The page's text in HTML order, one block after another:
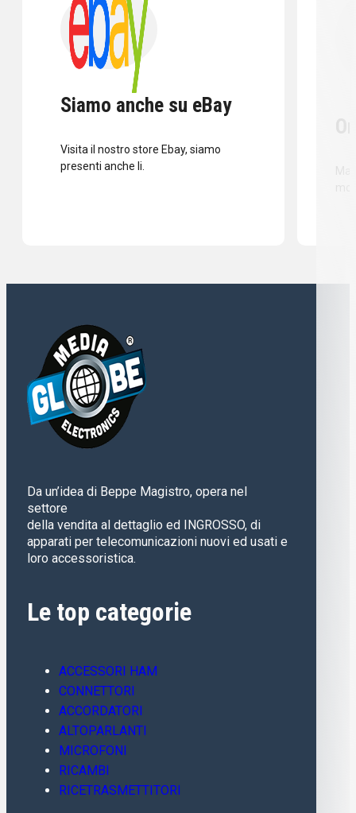
Siamo anche su eBay
Visita il nostro store Ebay, siamo
presenti anche li.
Da un’idea di Beppe Magistro, opera nel
settore
della vendita al dettaglio ed INGROSSO, di
apparati per telecomunicazioni nuovi ed usati e
loro accessoristica.
Le top categorie
ACCESSORI HAM
CONNETTORI
ACCORDATORI
ALTOPARLANTI
MICROFONI
RICAMBI
RICETRASMETTITORI